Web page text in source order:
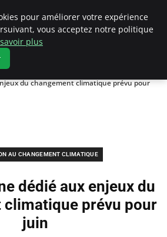
climatique
du changement climatique prévu pour
AU CHANGEMENT CLIMATIQUE
dédié aux enjeux du
climatique prévu pour
juin
pour améliorer votre expérience
vous acceptez notre politique
plus